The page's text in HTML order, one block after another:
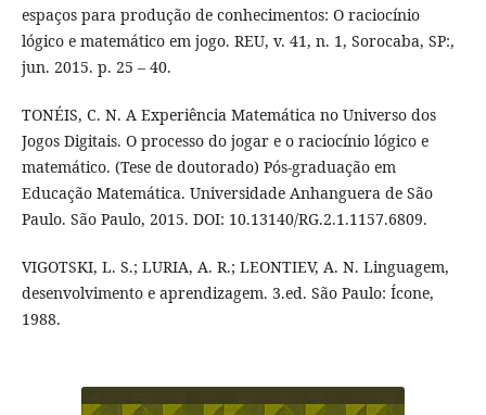
espaços para produção de conhecimentos: O raciocínio
lógico e matemático em jogo. REU, v. 41, n. 1, Sorocaba, SP:,
jun. 2015. p. 25 – 40.
TONÉIS, C. N. A Experiência Matemática no Universo dos
Jogos Digitais. O processo do jogar e o raciocínio lógico e
matemático. (Tese de doutorado) Pós-graduação em
Educação Matemática. Universidade Anhanguera de São
Paulo. São Paulo, 2015. DOI: 10.13140/RG.2.1.1157.6809.
VIGOTSKI, L. S.; LURIA, A. R.; LEONTIEV, A. N. Linguagem,
desenvolvimento e aprendizagem. 3.ed. São Paulo: Ícone,
1988.